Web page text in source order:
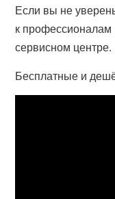
Если вы не
к профессионалам
сервисном центре.
Бесплатные и